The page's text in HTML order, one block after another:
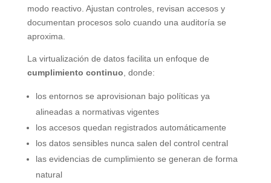
modo reactivo. Ajustan controles, revisan accesos y
documentan procesos solo cuando una auditoría se
aproxima.
La virtualización de datos facilita un enfoque de
cumplimiento continuo , donde:
los entornos se aprovisionan bajo políticas ya
alineadas a normativas vigentes
los accesos quedan registrados automáticamente
los datos sensibles nunca salen del control central
las evidencias de cumplimiento se generan de forma
natural